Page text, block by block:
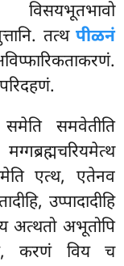
विसयभूतभावो
तत्थ पीळनं
समवेतीति
एत्थ, एतेनव
उप्पादादीहि
अत्थतो अभूतोपि
करणं विय च